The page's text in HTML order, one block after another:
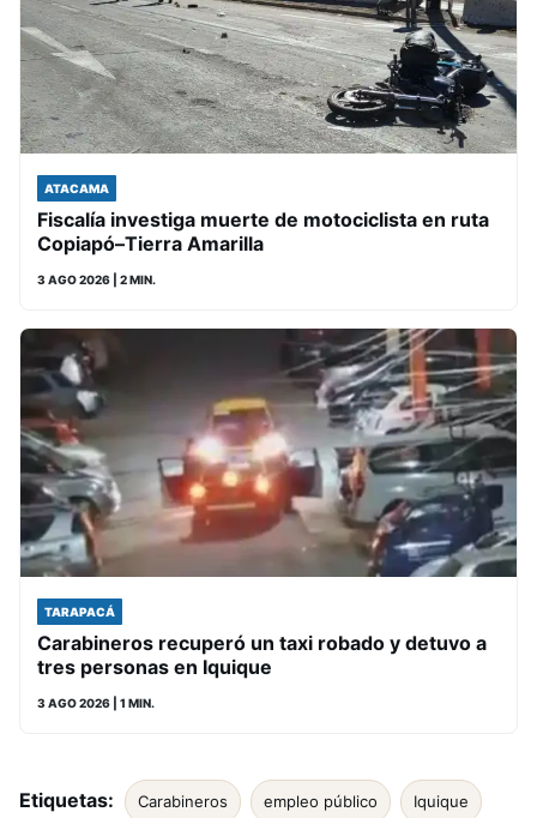
ATACAMA
Fiscalía investiga muerte de motociclista en ruta
Copiapó–Tierra Amarilla
3 AGO 2026 | 2 MIN.
TARAPACÁ
Carabineros recuperó un taxi robado y detuvo a
tres personas en Iquique
3 AGO 2026 | 1 MIN.
Etiquetas: Carabineros empleo público Iquique